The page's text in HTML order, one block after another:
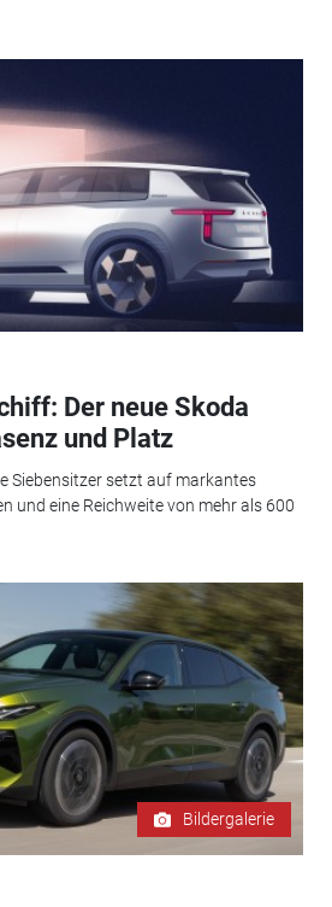
Der neue Skoda
und Platz
Siebensitzer setzt auf markantes
und eine Reichweite von mehr als 600
Bildergalerie